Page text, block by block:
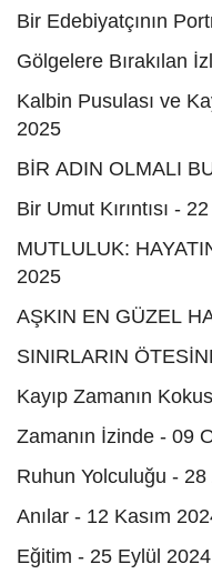
Bir Edebiyatçının
Gölgelere Bırakılan
Kalbin Pusulası ve
2025
BİR ADIN OLMALI
Bir Umut Kırıntısı -
MUTLULUK:
2025
AŞKIN EN GÜZEL
SINIRLARIN
Kayıp Zamanın
Zamanın İzinde - 09
Ruhun Yolculuğu - 28
Anılar - 12 Kasım
Eğitim - 25 Eylül 2024